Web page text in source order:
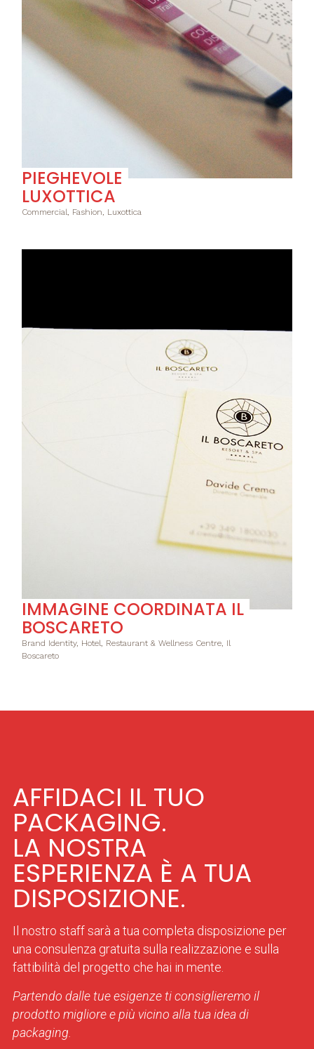
PIEGHEVOLE
LUXOTTICA
Commercial, Fashion, Luxottica
IMMAGINE COORDINATA IL
BOSCARETO
Brand Identity, Hotel, Restaurant & Wellness Centre, Il
Boscareto
AFFIDACI IL TUO
PACKAGING.
LA NOSTRA
ESPERIENZA È A TUA
DISPOSIZIONE.
Il nostro staff sarà a tua completa disposizione per
una consulenza gratuita sulla realizzazione e sulla
fattibilità del progetto che hai in mente.
Partendo dalle tue esigenze ti consiglieremo il
prodotto migliore e più vicino alla tua idea di
packaging.